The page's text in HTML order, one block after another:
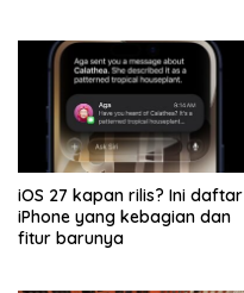
iOS 27 kapan rilis? Ini daftar
iPhone yang kebagian dan
fitur barunya